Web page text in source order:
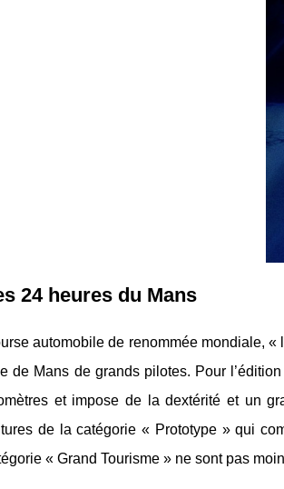
24 heures du Mans
automobile de renommée mondiale,
de Mans de grands pilotes. Pour
et impose de la dextérité et un
de la catégorie « Prototype » qui
« Grand Tourisme » ne sont pas